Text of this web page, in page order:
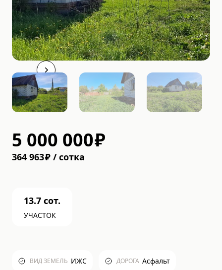
5 000 000₽
364 963₽ /cотка
13.7 сот.
УЧАСТОК
ВИД ЗЕМЕЛЬ ИЖС ДОРОГА Асфальт